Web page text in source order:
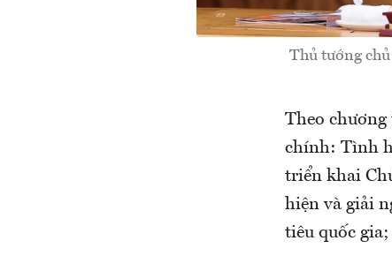
Thủ tướng
Theo
chính: Tình
triển khai
hiện và giải
tiêu quốc